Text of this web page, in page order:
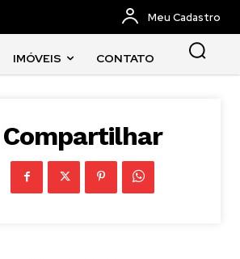
Meu Cadastro
IMÓVEIS CONTATO
Compartilhar